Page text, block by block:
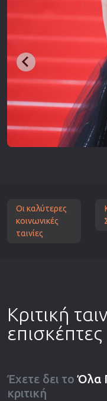
Οι καλύτερες
κοινωνικές
ταινίες
Κριτική
επισκέπτες
Έχετε δει τοΌλα
κριτική